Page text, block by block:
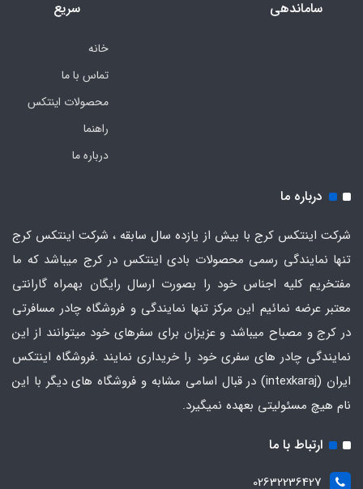
ساماندهی
سریع
خانه
تماس با ما
محصولات اینتکس
راهنما
درباره ما
درباره ما
شرکت اینتکس کرج با بیش از یازده سال سابقه ، شرکت اینتکس کرج
تنها نمایندگی رسمی محصولات بادی اینتکس در کرج میباشد که ما
مفتخریم کلیه اجناس خود را بصورت ارسال رایگان بهمراه گارانتی
معتبر عرضه نمائیم این مرکز تنها نمایندگی و فروشگاه چادر مسافرتی
در کرج و مصباح میباشد و عزیزان برای سفرهای خود میتوانند از این
نمایندگی چادر های سفری خود را خریداری نمایند .فروشگاه اینتکس
ایران
(intexkaraj) در قبال اسامی مشابه و فروشگاه های دیگر با این
نام هیچ مسئولیتی بعهده نمیگیرد.
ارتباط با ما
02632236427